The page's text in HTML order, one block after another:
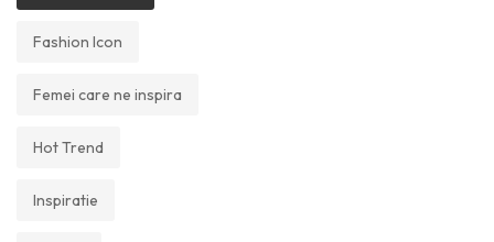
Fashion Icon
Femei care ne inspira
Hot Trend
Inspiratie